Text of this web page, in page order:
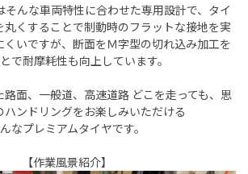
そんな車両特性に合わせた専用設計で、タイ
丸くすることで制動時のフラットな接地を実
くいですが、断面をＭ字型の切れ込み加工を
で耐摩耗性も向上しています。
面、一般道、高速道路 どこを走っても、思
ハンドリングをお楽しみいただける
なプレミアムタイヤです。
【作業風景紹介】